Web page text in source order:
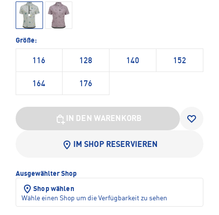
Größe:
116 128 140 152
164 176
IN DEN WARENKORB
IM SHOP RESERVIEREN
Ausgewählter Shop
Shop wählen
Wähle einen Shop um die Verfügbarkeit zu sehen